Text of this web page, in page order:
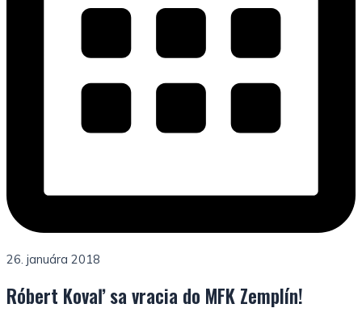
26. januára 2018
Róbert Kovaľ sa vracia do MFK Zemplín!